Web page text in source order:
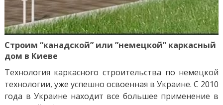
Строим “канадской” или ”немецкой” каркасный
дом в Киеве
Технология каркасного строительства по немецкой
технологии, уже успешно освоенная в Украине. С 2010
года в Украине находит все большее применение в